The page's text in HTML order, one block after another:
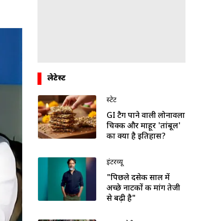
लेटेस्ट
स्टेट
GI टैग पाने वाली लोनावला
चिक्की और माहूर 'तांबूल'
का क्या है इतिहास?
इंटरव्यू
"पिछले दसेक साल में
अच्छे नाटकों की मांग तेजी
से बढ़ी है"